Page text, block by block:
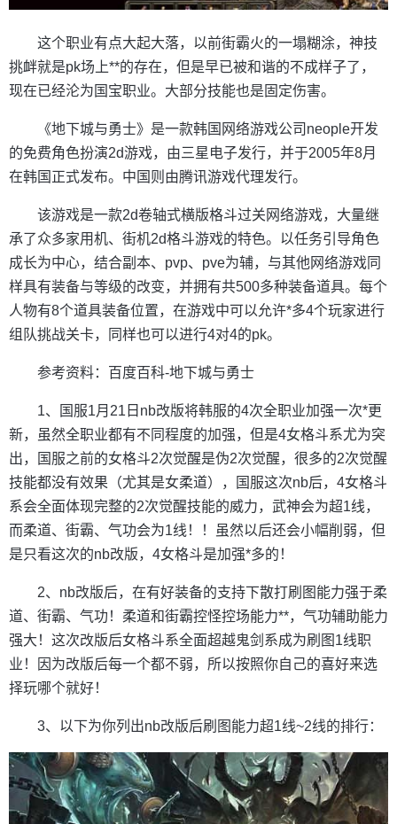
这个职业有点大起大落，以前街霸火的一塌糊涂，神技
挑衅就是pk场上**的存在，但是早已被和谐的不成样子了，
现在已经沦为国宝职业。大部分技能也是固定伤害。
《地下城与勇士》是一款韩国网络游戏公司neople开发
的免费角色扮演2d游戏，由三星电子发行，并于2005年8月
在韩国正式发布。中国则由腾讯游戏代理发行。
该游戏是一款2d卷轴式横版格斗过关网络游戏，大量继
承了众多家用机、街机2d格斗游戏的特色。以任务引导角色
成长为中心，结合副本、pvp、pve为辅，与其他网络游戏同
样具有装备与等级的改变，并拥有共500多种装备道具。每个
人物有8个道具装备位置，在游戏中可以允许*多4个玩家进行
组队挑战关卡，同样也可以进行4对4的pk。
参考资料：百度百科-地下城与勇士
1、国服1月21日nb改版将韩服的4次全职业加强一次*更
新，虽然全职业都有不同程度的加强，但是4女格斗系尤为突
出，国服之前的女格斗2次觉醒是伪2次觉醒，很多的2次觉醒
技能都没有效果（尤其是女柔道），国服这次nb后，4女格斗
系会全面体现完整的2次觉醒技能的威力，武神会为超1线，
而柔道、街霸、气功会为1线！！虽然以后还会小幅削弱，但
是只看这次的nb改版，4女格斗是加强*多的！
2、nb改版后，在有好装备的支持下散打刷图能力强于柔
道、街霸、气功！柔道和街霸控怪控场能力**，气功辅助能力
强大！这次改版后女格斗系全面超越鬼剑系成为刷图1线职
业！因为改版后每一个都不弱，所以按照你自己的喜好来选
择玩哪个就好！
3、以下为你列出nb改版后刷图能力超1线~2线的排行：